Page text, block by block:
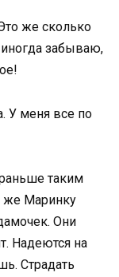
же сколько
забываю,
У меня все по
таким
же Маринку
Они
Надеются на
Страдать